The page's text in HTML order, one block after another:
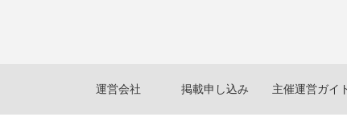
運営会社 掲載申し込み 主催運営ガイ